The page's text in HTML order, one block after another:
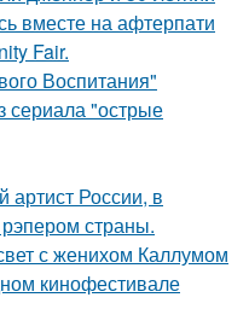
вместе на афтерпати
Fair.
Воспитания"
сериала "острые
России, в
страны.
с женихом Каллумом
кинофестивале